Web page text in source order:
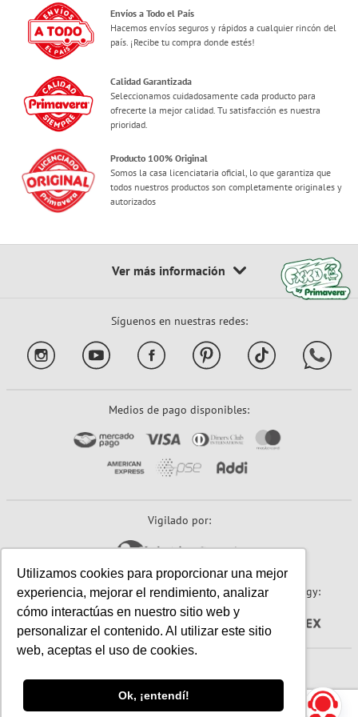
Utilizamos cookies para proporcionar una mejor
experiencia, mejorar el rendimiento, analizar
cómo interactúas en nuestro sitio web y
personalizar el contenido. Al utilizar este sitio
web, aceptas el uso de cookies.
Ok, ¡entendí!
Envíos a Todo el País
Hacemos envíos seguros y rápidos a cualquier rincón del
país. ¡Recibe tu compra donde estés!
Calidad Garantizada
Seleccionamos cuidadosamente cada producto para
ofrecerte la mejor calidad. Tu satisfacción es nuestra
prioridad.
Producto 100% Original
Somos la casa licenciataria oficial, lo que garantiza que
todos nuestros productos son completamente originales y
autorizados
Síguenos en nuestras redes:
Medios de pago disponibles:
Vigilado por:
Sitio seguro: Powered By: Technology: